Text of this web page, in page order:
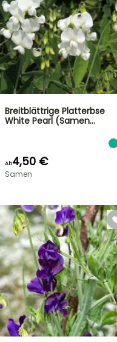
Breitblättrige Platterbse
White Pearl (Samen…
Ab4,50 €
Samen